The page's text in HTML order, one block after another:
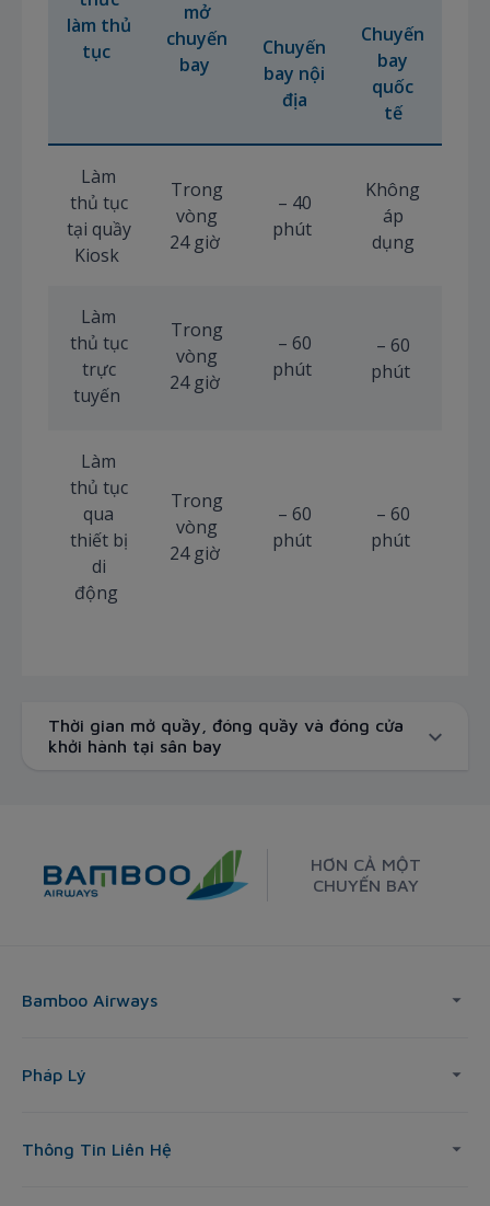
làm thủ
tục
mở
chuyến
bay
Chuyến
bay nội
địa
Chuyến
bay
quốc
tế
Làm
thủ tục
tại quầy
Kiosk
Trong
vòng
24 giờ
– 40
phút
Không
áp
dụng
Làm
thủ tục
trực
tuyến
Trong
vòng
24 giờ
– 60
phút
– 60
phút
Làm
thủ tục
qua
thiết bị
di
động
Trong
vòng
24 giờ
– 60
phút
– 60
phút
Thời gian mở quầy, đóng quầy và đóng cửa
khởi hành tại sân bay
HƠN CẢ MỘT
CHUYẾN BAY
Bamboo Airways
Pháp Lý
Thông Tin Liên Hệ